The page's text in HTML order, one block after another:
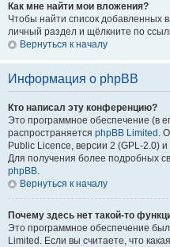
Как мне найти мои вложения?
Чтобы найти список добавленных
личный раздел и щёлкните по
Вернуться к началу
Информация о phpBB
Кто написал эту конференцию?
Это программное обеспечение (в
распространяется phpBB Limited .
Public Licence, версии 2 (GPL-2.0)
Для получения более подробных
phpBB.
Вернуться к началу
Почему здесь нет такой-то
Это программное обеспечение
Limited. Если вы считаете, что